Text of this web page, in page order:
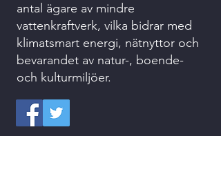
antal ägare av mindre
vattenkraftverk, vilka bidrar med
klimatsmart energi, nätnyttor och
bevarandet av natur-, boende-
och kulturmiljöer.